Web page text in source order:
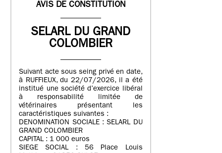
AVIS DE CONSTITUTION
SELARL DU GRAND
COLOMBIER
Suivant acte sous seing privé en date,
à RUFFIEUX, du 22/07/2026, il a été
institué une société d’exercice libéral
à responsabilité limitée de
vétérinaires présentant les
caractéristiques suivantes :
DENOMINATION SOCIALE : SELARL DU
GRAND COLOMBIER
CAPITAL : 1 000 euros
SIEGE SOCIAL : 56 Place Louis